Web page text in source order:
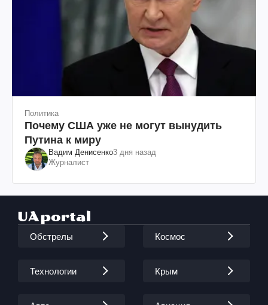
Политика
Почему США уже не могут вынудить
Путина к миру
Вадим Денисенко3 дня назад
Журналист
Обстрелы Космос
Технологии Крым